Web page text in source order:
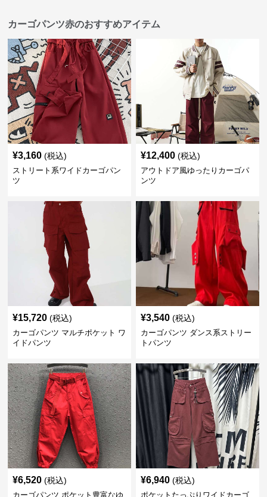
カーゴパンツ赤のおすすめアイテム
¥3,160 (税込)
ストリート系ワイドカーゴパン
ツ
¥12,400 (税込)
アウトドア風ゆったりカーゴパ
ンツ
¥15,720 (税込)
カーゴパンツ マルチポケット ワ
イドパンツ
¥3,540 (税込)
カーゴパンツ ダンス系ストリー
トパンツ
¥6,520 (税込)
カーゴパンツ ポケット豊富なゆ
¥6,940 (税込)
ポケットたっぷりワイドカーゴ